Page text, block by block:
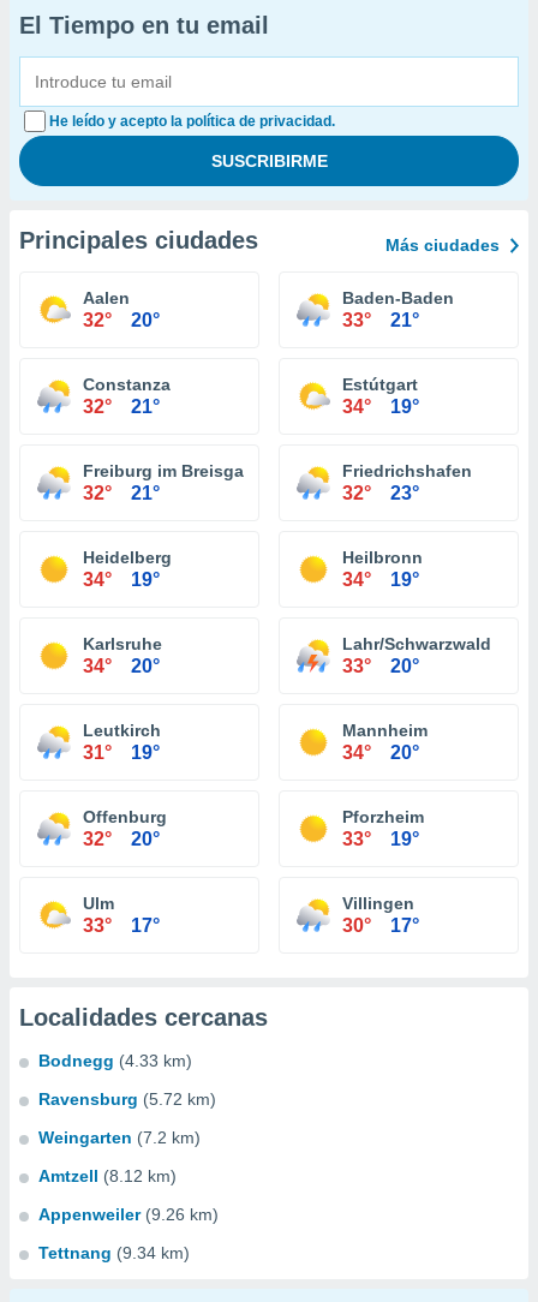
El Tiempo en tu email
He leído y acepto la política de privacidad.
Principales ciudades Más ciudades
Aalen
32° 20°
Baden-Baden
33° 21°
Constanza
32° 21°
Estútgart
34° 19°
Freiburg im Breisgau
32° 21°
Friedrichshafen
32° 23°
Heidelberg
34° 19°
Heilbronn
34° 19°
Karlsruhe
34° 20°
Lahr/Schwarzwald
33° 20°
Leutkirch
31° 19°
Mannheim
34° 20°
Offenburg
32° 20°
Pforzheim
33° 19°
Ulm
33° 17°
Villingen
30° 17°
Localidades cercanas
Bodnegg (4.33 km)
Ravensburg (5.72 km)
Weingarten (7.2 km)
Amtzell (8.12 km)
Appenweiler (9.26 km)
Tettnang (9.34 km)